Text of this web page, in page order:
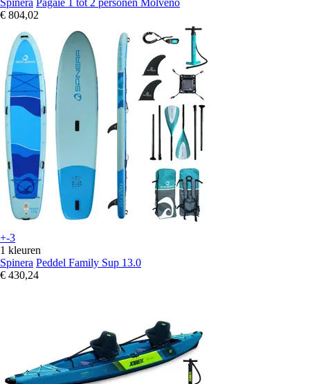
€ 804,02
+-3
1 kleuren
Spinera Peddel Family Sup 13.0
€ 430,24